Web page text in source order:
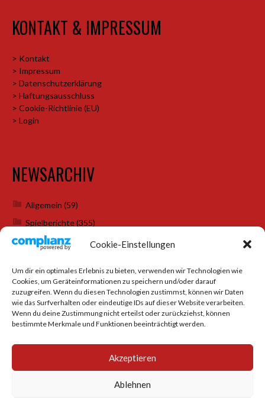
Cookie-Einstellungen
Um dir ein optimales Erlebnis zu bieten, verwenden wir Technologien wie
Cookies, um Geräteinformationen zu speichern und/oder darauf
zuzugreifen. Wenn du diesen Technologien zustimmst, können wir Daten
wie das Surfverhalten oder eindeutige IDs auf dieser Website verarbeiten.
Wenn du deine Zustimmung nicht erteilst oder zurückziehst, können
bestimmte Merkmale und Funktionen beeinträchtigt werden.
Akzeptieren
Ablehnen
KONTAKT & IMPRESSUM
> Kontakt
> Impressum
> Datenschutzerklärung
> Haftungsausschluss
> Cookie-Richtlinie (EU)
> Login
NEWSARCHIV
Allgemein (59)
Spielberichte(355)
Weihnachtsfeiern(7)
SOCIAL MEDIA